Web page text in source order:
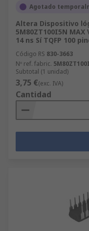
Agotado
Altera Dispositivo
5M80ZT100I5N MAX
14 ns Sí TQFP 100
Código RS 830-3663
Nº ref. fabric.
Subtotal (1 unidad)
3,75 €(exc. IVA)
Cantidad